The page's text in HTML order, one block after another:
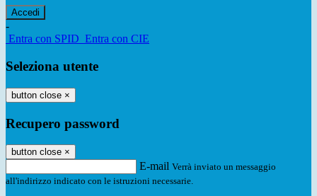
-
Entra con SPID Entra con CIE
Seleziona utente
button close ×
Recupero password
button close ×
E-mail Verrà inviato un messaggio
all'indirizzo indicato con le istruzioni necessarie.